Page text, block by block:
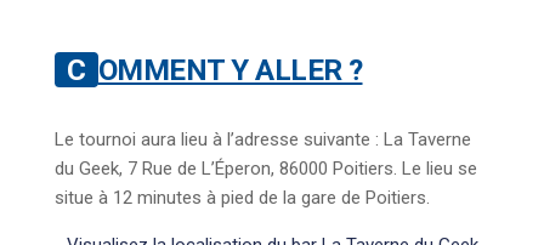
COMMENT Y ALLER ?
Le tournoi aura lieu à l’adresse suivante : La Taverne
du Geek, 7 Rue de L’Éperon, 86000 Poitiers. Le lieu se
situe à 12 minutes à pied de la gare de Poitiers.